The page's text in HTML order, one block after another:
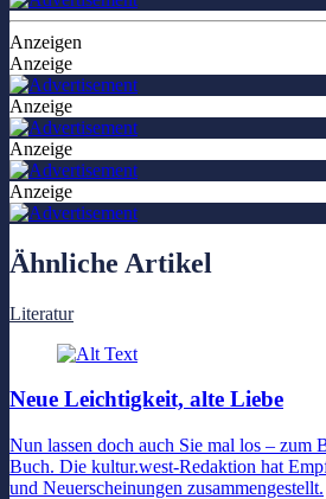
Anzeigen
Anzeige
Anzeige
Anzeige
Anzeige
Ähnliche Artikel
Literatur
Neue Leichtigkeit, alte Liebe
Nun lassen doch auch Sie mal los – zum
Buch. Die kultur.west-Redaktion hat
und Neuerscheinungen zusammengestellt.